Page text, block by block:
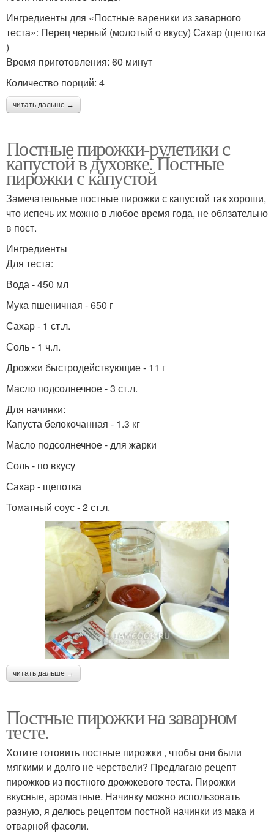
Ингредиенты для «Постные вареники из заварного
теста»: Перец черный (молотый о вкусу) Сахар (щепотка
)
Время приготовления: 60 минут
Количество порций: 4
читать дальше →
Постные пирожки-рулетики с
капустой в духовке. Постные
пирожки с капустой
Замечательные постные пирожки с капустой так хороши,
что испечь их можно в любое время года, не обязательно
в пост.
Ингредиенты
Для теста:
Вода - 450 мл
Мука пшеничная - 650 г
Сахар - 1 ст.л.
Соль - 1 ч.л.
Дрожжи быстродействующие - 11 г
Масло подсолнечное - 3 ст.л.
Для начинки:
Капуста белокочанная - 1.3 кг
Масло подсолнечное - для жарки
Соль - по вкусу
Сахар - щепотка
Томатный соус - 2 ст.л.
читать дальше →
Постные пирожки на заварном
тесте.
Хотите готовить постные пирожки , чтобы они были
мягкими и долго не черствели? Предлагаю рецепт
пирожков из постного дрожжевого теста. Пирожки
вкусные, ароматные. Начинку можно использовать
разную, я делюсь рецептом постной начинки из мака и
отварной фасоли.